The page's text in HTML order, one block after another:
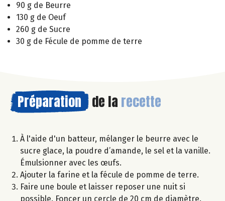
90 g de Beurre
130 g de Oeuf
260 g de Sucre
30 g de Fécule de pomme de terre
Préparation de la recette
À l'aide d'un batteur, mélanger le beurre avec le
sucre glace, la poudre d’amande, le sel et la vanille.
Émulsionner avec les œufs.
Ajouter la farine et la fécule de pomme de terre.
Faire une boule et laisser reposer une nuit si
possible. Foncer un cercle de 20 cm de diamètre.